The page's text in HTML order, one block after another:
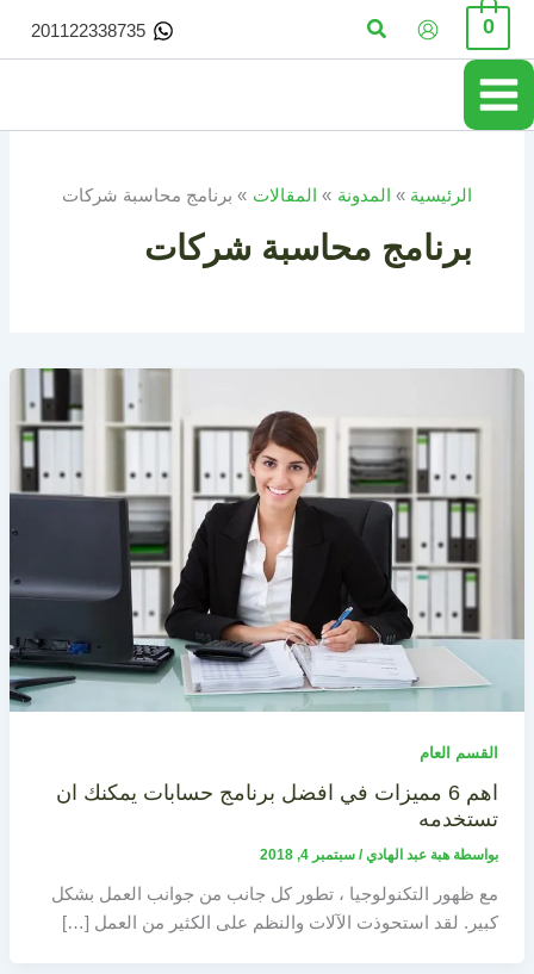
تخطي
المحتوى
0 البحث 201122338735
الرئيسية المدونة المقالات برنامج محاسبة شركات
برنامج محاسبة شركات
القسم العام
اهم 6 مميزات في افضل برنامج حسابات يمكنك ان
تستخدمه
بواسطة هبة عبد الهادي/ سبتمبر 4, 2018
مع ظهور التكنولوجيا ، تطور كل جانب من جوانب العمل بشكل
كبير. لقد استحوذت الآلات والنظم على الكثير من العمل […]